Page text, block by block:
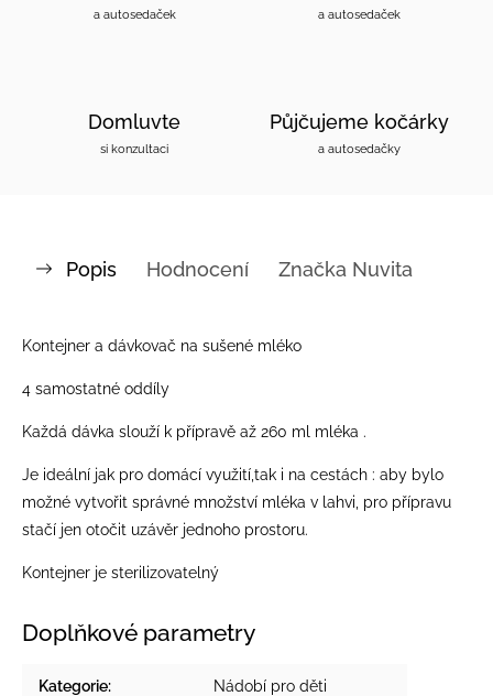
a autosedaček a autosedaček
Domluvte
si konzultaci
Půjčujeme kočárky
a autosedačky
Popis Hodnocení Značka Nuvita
Kontejner a dávkovač na sušené mléko
4 samostatné oddíly
Každá dávka slouží k přípravě až 260 ml mléka .
Je ideální jak pro domácí využití,tak i na cestách : aby bylo
možné vytvořit správné množství mléka v lahvi, pro přípravu
stačí jen otočit uzávěr jednoho prostoru.
Kontejner je sterilizovatelný
Doplňkové parametry
Kategorie: Nádobí pro děti